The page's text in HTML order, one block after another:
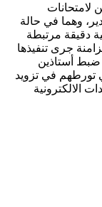
وهما في حالة
دقيقة مرتبطة
جرى تنفيذها
ضبط أستاذين
تورطهم في تزويد
الالكترونية